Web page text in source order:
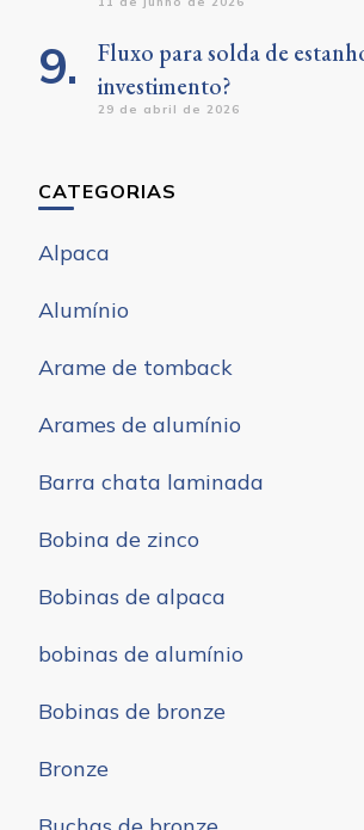
Fluxo para solda de
investimento?
29 de abril de 2026
CATEGORIAS
Alpaca
Alumínio
Arame de tomback
Arames de alumínio
Barra chata laminada
Bobina de zinco
Bobinas de alpaca
bobinas de alumínio
Bobinas de bronze
Bronze